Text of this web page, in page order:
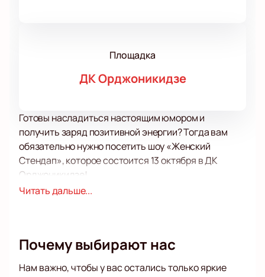
Площадка
ДК Орджоникидзе
Готовы насладиться настоящим юмором и
получить заряд позитивной энергии? Тогда вам
обязательно нужно посетить шоу «Женский
Стендап», которое состоится 13 октября в ДК
Орджоникидзе!
Это уникальное событие, которое соберет на одной
точно улучшат ваше настроение и оставят
Шоу «Женский Стендап» – это настоящий
Читать дальше...
Почему выбирают нас
Нам важно, чтобы у вас остались только яркие